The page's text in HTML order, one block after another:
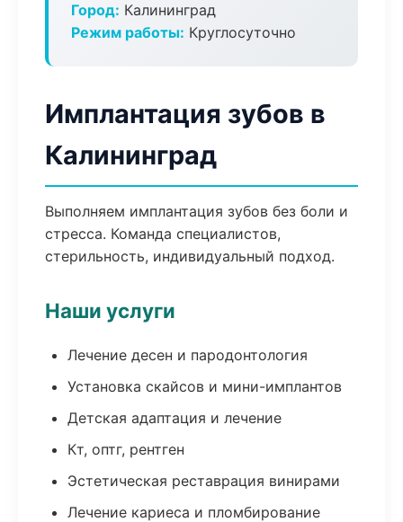
Город: Калининград
Режим работы: Круглосуточно
Имплантация зубов в
Калининград
Выполняем имплантация зубов без боли и
стресса. Команда специалистов,
стерильность, индивидуальный подход.
Наши услуги
Лечение десен и пародонтология
Установка скайсов и мини-имплантов
Детская адаптация и лечение
Кт, оптг, рентген
Эстетическая реставрация винирами
Лечение кариеса и пломбирование